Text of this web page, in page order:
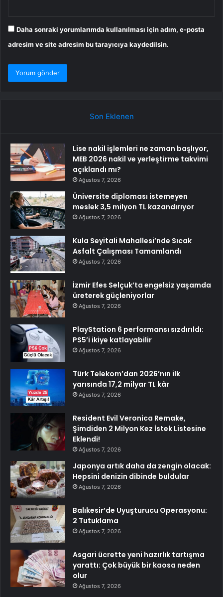
Daha sonraki yorumlarımda kullanılması için adım, e-posta
adresim ve site adresim bu tarayıcıya kaydedilsin.
Son Eklenen
Lise nakil işlemleri ne zaman başlıyor,
MEB 2026 nakil ve yerleştirme takvimi
açıklandı mı?
Ağustos 7, 2026
Üniversite diploması istemeyen
meslek 3,5 milyon TL kazandırıyor
Ağustos 7, 2026
Kula Seyitali Mahallesi’nde Sıcak
Asfalt Çalışması Tamamlandı
Ağustos 7, 2026
İzmir Efes Selçuk’ta engelsiz yaşamda
üreterek güçleniyorlar
Ağustos 7, 2026
PlayStation 6 performansı sızdırıldı:
PS5’i ikiye katlayabilir
Ağustos 7, 2026
Türk Telekom’dan 2026’nın ilk
yarısında 17,2 milyar TL kâr
Ağustos 7, 2026
Resident Evil Veronica Remake,
Şimdiden 2 Milyon Kez İstek Listesine
Eklendi!
Ağustos 7, 2026
Japonya artık daha da zengin olacak:
Hepsini denizin dibinde buldular
Ağustos 7, 2026
Balıkesir’de Uyuşturucu Operasyonu:
2 Tutuklama
Ağustos 7, 2026
Asgari ücrette yeni hazırlık tartışma
yarattı: Çok büyük bir kaosa neden
olur
Ağustos 7, 2026